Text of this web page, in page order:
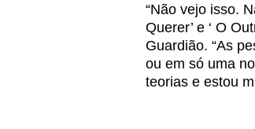
“Não vejo isso.
Querer’ e ‘ O
Guardião. “As
ou em só uma
teorias e estou